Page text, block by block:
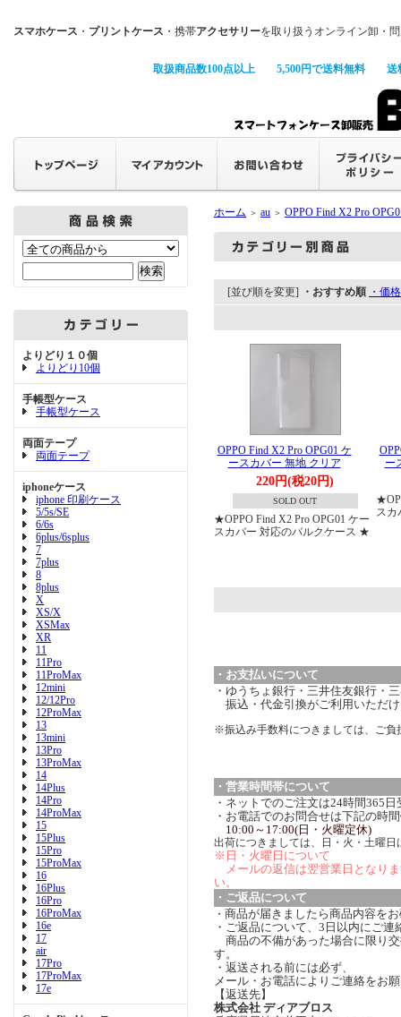
スマホケース ・ プリントケース ・携帯アクセサリーを取り扱うオンライン卸・
取扱商品数100点以上 5,500円で送料無料 送
よりどり１０個
よりどり10個
手帳型ケース
手帳型ケース
両面テープ
両面テープ
iphoneケース
iphone 印刷ケース
5/5s/SE
6/6s
6plus/6splus
7
7plus
8
8plus
X
XS/X
XSMax
XR
11
11Pro
11ProMax
12mini
12/12Pro
12ProMax
13
13mini
13Pro
13ProMax
14
14Plus
14Pro
14ProMax
15
15Plus
15Pro
15ProMax
16
16Plus
16Pro
16ProMax
16e
17
air
17Pro
17ProMax
17e
ホーム ＞ au ＞ OPPO Find X2 Pro
[並び順を変更] ・おすすめ順 ・価
OPPO Find X2 Pro OPG01 ケ
ースカバー 無地 クリア
220円(税20円)
SOLD OUT
★OPPO Find X2 Pro OPG01 ケー
スカバー 対応のバルクケース ★
ー
スカ
・お支払いについて
・ゆうちょ銀行・三井住友銀行・
振込・代金引換がご利用いただ
※振込み手数料につきましては、ご負
・営業時間帯について
・ネットでのご注文は24時間365
・お電話でのお問合せは下記の時
10:00～17:00(日・火曜定休)
出荷につきましては、日・火・土曜日
※日・火曜日について
メールの返信は翌営業日となり
い。
・ご返品について
・ 商品が届きましたら商品内容を
・ご返品について、3日以内にご連
商品の不備があった場合に限り
す。
・返送される前には必ず、
メール・お電話によりご連絡をお
【返送先】
株式会社 ディアブロス